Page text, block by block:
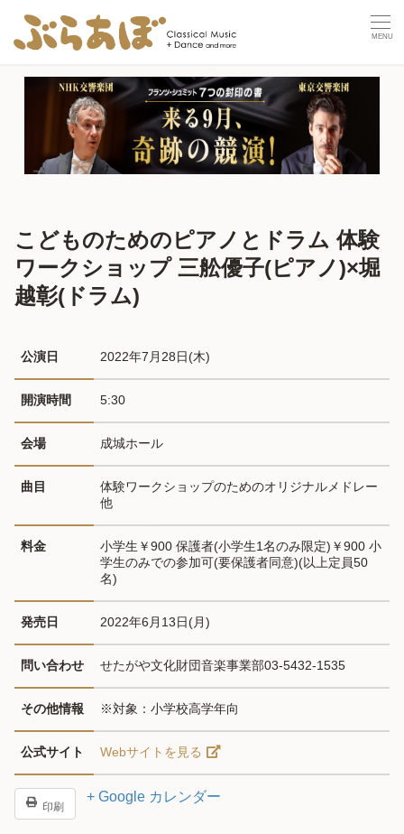
こどものためのピアノとドラム 体験
ワークショップ 三舩優子(ピアノ)×堀
越彰(ドラム)
公演日 2022年7月28日(木)
開演時間 5:30
会場 成城ホール
曲目
体験ワークショップのためのオリジナルメドレー
他
料金
小学生￥900 保護者(小学生1名のみ限定)￥900 小
学生のみでの参加可(要保護者同意)(以上定員50
名)
発売日 2022年6月13日(月)
問い合わせ せたがや文化財団音楽事業部03-5432-1535
その他情報 ※対象：小学校高学年向
公式サイト Webサイトを見る
印刷
+ Google カレンダー